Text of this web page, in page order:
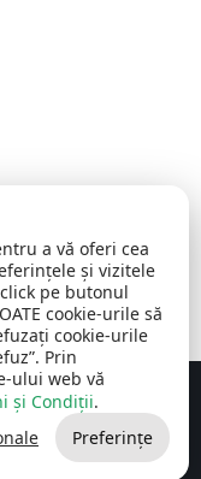
rezervate
SRL
a vă oferi cea
și vizitele
pe butonul
cookie-urile să
cookie-urile
Prin
ului web vă
și Condiții.
Preferințe